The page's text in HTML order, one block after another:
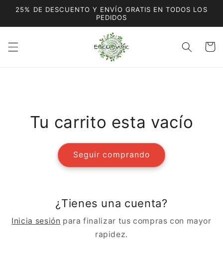
directamente
25% DE DESCUENTO Y ENVÍO GRATIS EN TODOS LOS
PEDIDOS
Carrito
Tu carrito esta vacío
Seguir comprando
¿Tienes una cuenta?
Inicia sesión para finalizar tus compras con mayor
rapidez.